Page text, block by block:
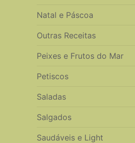
Natal e Páscoa
Outras Receitas
Peixes e Frutos do Mar
Petiscos
Saladas
Salgados
Saudáveis e Light